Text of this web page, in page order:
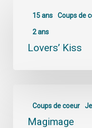
15 ans Coups de
2 ans
Lovers’ Kiss
Coups de coeur
Magimage